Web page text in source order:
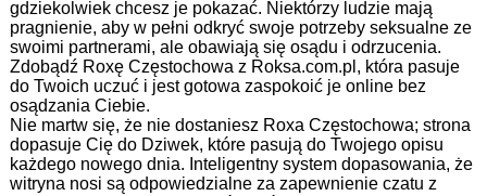
gdziekolwiek chcesz je pokazać. Niektórzy ludzie mają
pragnienie, aby w pełni odkryć swoje potrzeby seksualne ze
swoimi partnerami, ale obawiają się osądu i odrzucenia.
Zdobądź Roxę Częstochowa z Roksa.com.pl, która pasuje
do Twoich uczuć i jest gotowa zaspokoić je online bez
osądzania Ciebie.
Nie martw się, że nie dostaniesz Roxa Częstochowa; strona
dopasuje Cię do Dziwek, które pasują do Twojego opisu
każdego nowego dnia. Inteligentny system dopasowania, że
witryna nosi są odpowiedzialne za zapewnienie czatu z